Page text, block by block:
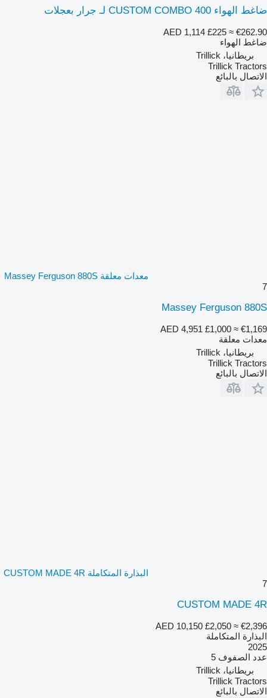
ضاغط الهواء CUSTOM COMBO 400 لـ جرار بعجلات
AED 1,114 £225 ≈ €262.90
ضاغط الهواء
بريطانيا، Trillick
Trillick Tractors
الاتصال بالبائع
معدات معلقة Massey Ferguson 880S
7
Massey Ferguson 880S
AED 4,951 £1,000 ≈ €1,169
معدات معلقة
بريطانيا، Trillick
Trillick Tractors
الاتصال بالبائع
البذارة المتكاملة CUSTOM MADE 4R
7
CUSTOM MADE 4R
AED 10,150 £2,050 ≈ €2,396
البذارة المتكاملة
2025
عدد الصفوف 5
بريطانيا، Trillick
Trillick Tractors
الاتصال بالبائع